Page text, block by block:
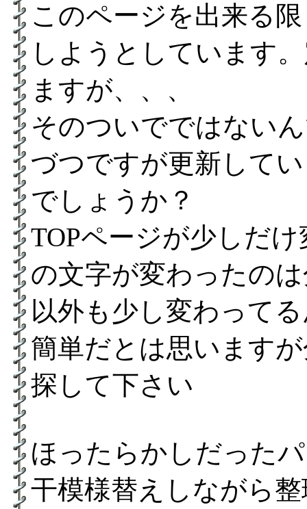
このページを出来る
しようとしています
ますが、、、
そのついでではない
づつですが更新して
でしょうか？
TOPページが少しだ
の文字が変わったの
以外も少し変わって
簡単だとは思います
探して下さい
ほったらかしだった
干模様替えしながら